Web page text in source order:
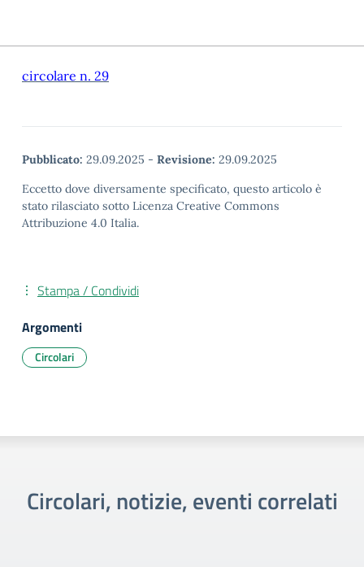
circolare n. 29
Pubblicato: 29.09.2025 - Revisione: 29.09.2025
Eccetto dove diversamente specificato, questo articolo è
stato rilasciato sotto Licenza Creative Commons
Attribuzione 4.0 Italia.
Stampa / Condividi
Argomenti
Circolari
Circolari, notizie, eventi correlati